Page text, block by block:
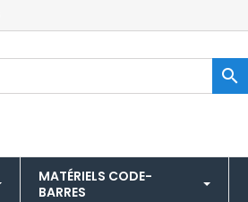

MATÉRIELS CODE-
BARRES